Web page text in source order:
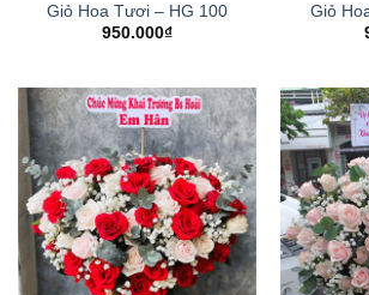
Giỏ Hoa Tươi – HG 100
950.000₫
Giỏ